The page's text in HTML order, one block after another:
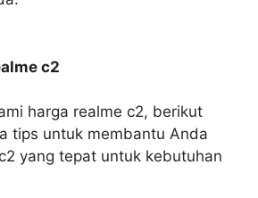
c2
harga realme c2, berikut
tips untuk membantu Anda
yang tepat untuk kebutuhan